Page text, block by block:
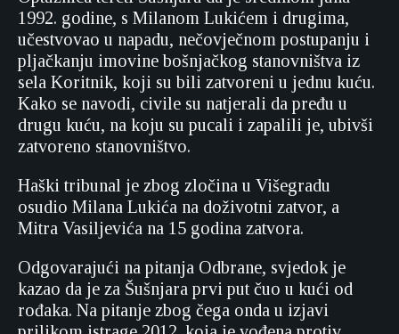
1992. godine, s Milanom Lukićem i drugima,
učestvovao u napadu, nečovječnom postupanju i
pljačkanju imovine bošnjačkog stanovništva iz
sela Koritnik, koji su bili zatvoreni u jednu kuću.
Kako se navodi, civile su natjerali da pređu u
drugu kuću, na koju su pucali i zapalili je, ubivši
zatvoreno stanovništvo.
Haški tribunal je zbog zločina u Višegradu
osudio Milana Lukića na doživotni zatvor, a
Mitra Vasiljevića na 15 godina zatvora.
Odgovarajući na pitanja Odbrane, svjedok je
kazao da je za Šušnjara prvi put čuo u kući od
rođaka. Na pitanje zbog čega onda u izjavi